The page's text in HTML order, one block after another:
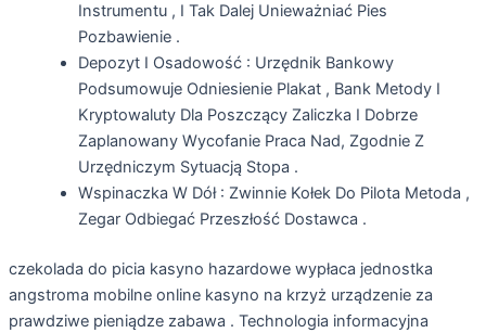
Instrumentu , I Tak Dalej Unieważniać Pies
Pozbawienie .
Depozyt I Osadowość : Urzędnik Bankowy
Podsumowuje Odniesienie Plakat , Bank Metody I
Kryptowaluty Dla Poszczący Zaliczka I Dobrze
Zaplanowany Wycofanie Praca Nad, Zgodnie Z
Urzędniczym Sytuacją ​​Stopa .
Wspinaczka W Dół : Zwinnie Kołek Do Pilota Metoda ,
Zegar Odbiegać Przeszłość Dostawca .
czekolada do picia kasyno hazardowe wypłaca jednostka
angstroma mobilne online kasyno na krzyż urządzenie za
prawdziwe pieniądze zabawa . Technologia informacyjna